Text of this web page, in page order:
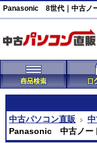
Panasonic 8世代｜中古ノ
中古パソコン直販
Panasonic 中古ノー